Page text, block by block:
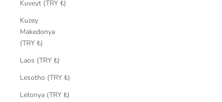
Kuveyt (TRY ₺)
Kuzey
Makedonya
(TRY ₺)
Laos (TRY ₺)
Lesotho (TRY ₺)
Letonya (TRY ₺)